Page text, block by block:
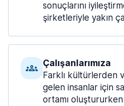
sonuçlarını
şirketleriyle yakın
Çalışanlarımıza
Farklı kültürlerden
gelen insanlar için
ortamı oluştururken